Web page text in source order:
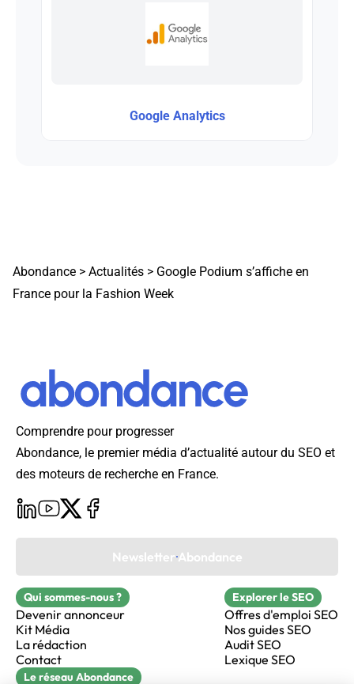
Google Analytics
Abondance > Actualités > Google Podium s’affiche en
France pour la Fashion Week
Comprendre pour progresser
Abondance, le premier média d’actualité autour du SEO et
des moteurs de recherche en France.
Newsletter Abondance
Qui sommes-nous ?
Devenir annonceur
Kit Média
La rédaction
Contact
Explorer le SEO
Offres d'emploi SEO
Nos guides SEO
Audit SEO
Lexique SEO
Le réseau Abondance